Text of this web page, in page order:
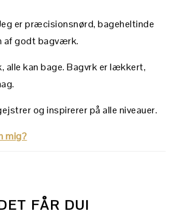
er præcisionsnørd, bageheltinde
af godt bagværk.
alle kan bage. Bagvrk er lækkert,
og inspirerer på alle niveauer.
mig?
FÅR DU!